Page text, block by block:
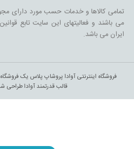
تمامی کالاها و خدمات حسب مورد دارای
می باشند و فعالیتهای این سایت تابع
ایران می باشد.
فروشگاه اینترنتی آوادا پروشاپ پلاس یک
قالب قدرتمند آوادا طراحی